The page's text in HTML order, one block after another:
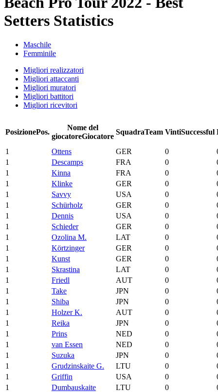
Setters Statistics
Maschile
Femminile
Migliori realizzatori
Migliori attaccanti
Migliori muratori
Migliori battitori
Migliori ricevitori
PosizionePos.
Nome del
giocatoreGiocatore
SquadraTeam VintiSuccessful
1 Ottens GER 0
1
Descamps FRA 0
1
Kinna FRA 0
1
Klinke GER 0
1
Savvy USA 0
1
Schürholz GER 0
1
Dennis USA 0
1
Schieder GER 0
1
Ozolina M. LAT 0
1
Körtzinger GER 0
1
Kunst GER 0
1
Skrastina LAT 0
1
Friedl AUT 0
1
Take JPN 0
1
Shiba JPN 0
1
Holzer K. AUT 0
1
Reika JPN 0
1
Prins NED 0
1
van Essen NED 0
1
Suzuka JPN 0
1
Grudzinskaite G. LTU 0
1
Griffin USA 0
1
Dumbauskaite LTU 0